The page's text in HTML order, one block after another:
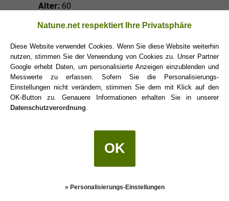
Alter: 60
Schütze Promis
Schütze Sternzeichen
Natune.net respektiert Ihre Privatsphäre
Diese Website verwendet Cookies. Wenn Sie diese Website weiterhin
nutzen, stimmen Sie der Verwendung von Cookies zu. Unser Partner
Google erhebt Daten, um personalisierte Anzeigen einzublenden und
Messwerte zu erfassen. Sofern Sie die Personalisierungs-
Einstellungen nicht verändern, stimmen Sie dem mit Klick auf den
OK-Button zu. Genauere Informationen erhalten Sie in unserer
Datenschutzverordnung.
OK
» Personalisierungs-Einstellungen